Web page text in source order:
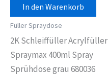
In den Warenkorb
Füller Spraydose
2K Schleiffüller Acrylfüller
Spraymax 400ml Spray
Sprühdose grau 680036